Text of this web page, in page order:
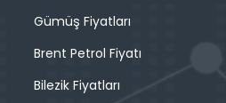
Gümüş Fiyatları
Brent Petrol Fiyatı
Bilezik Fiyatları